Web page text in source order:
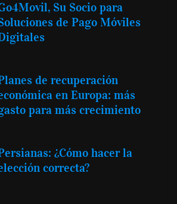
Su Socio para
de Pago Móviles
de recuperación
en Europa: más
para más crecimiento
¿Cómo hacer la
correcta?